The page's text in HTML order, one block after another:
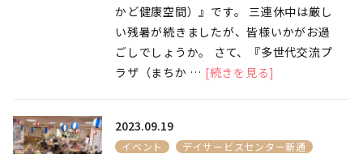
かど健康空間）』です。 三連休中は厳し
い残暑が続きましたが、皆様いかがお過
ごしでしょうか。 さて、『多世代交流プ
ラザ（まちか … [続きを見る]
2023.09.19
イベント デイサービスセンター新通